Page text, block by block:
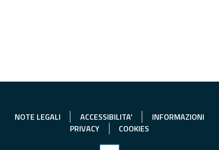
NOTE LEGALI ACCESSIBILITA'
INFORMAZIONI
PRIVACY
COOKIES